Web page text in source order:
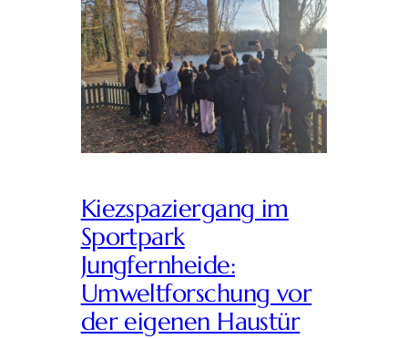
Kiezspaziergang im
Sportpark
Jungfernheide:
Umweltforschung vor
der eigenen Haustür